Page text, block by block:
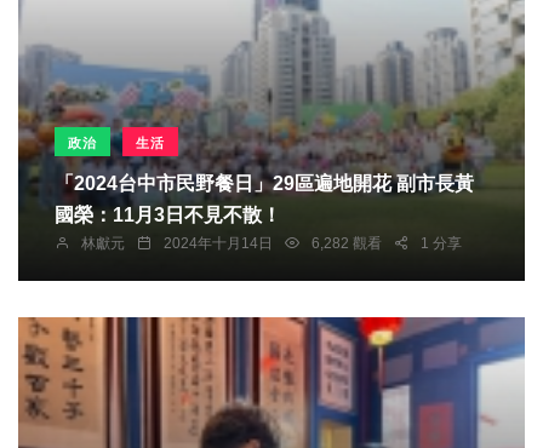
政治 生活
「2024台中市民野餐日」29區遍地開花 副市長黃
國榮：11月3日不見不散！
林獻元 2024年十月14日 6,282 觀看 1 分享